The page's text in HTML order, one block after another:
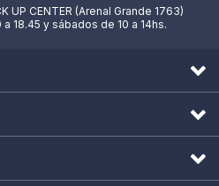
UP CENTER (Arenal Grande 1763)
18.45 y sábados de 10 a 14hs.